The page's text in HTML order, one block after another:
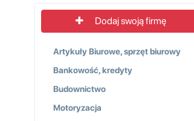
Dodaj swoją firmę
Artykuły Biurowe, sprzęt biurowy
Bankowość, kredyty
Budownictwo
Motoryzacja